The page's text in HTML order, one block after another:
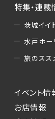
特集・連載
茨城イイ
水戸ホー
旅のスス
イベント情
お店情報